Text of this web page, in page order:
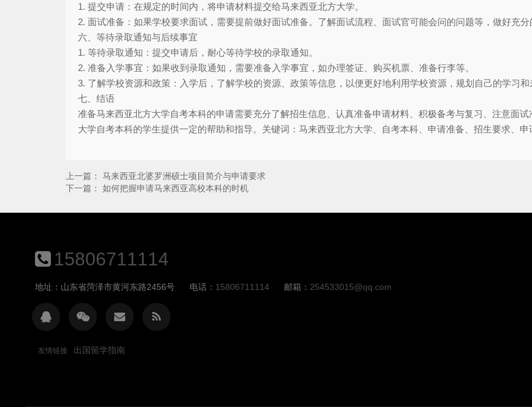
1. 提交申请：在规定的时间内，将申请材料提交给马来西亚北方大学。
2. 面试准备：如果学校要求面试，需要提前做好面试准备。了解面试流程、面试官可能会问的问题等，做好充分
六、等待录取通知与后续事宜
1. 等待录取通知：提交申请后，耐心等待学校的录取通知。
2. 准备入学事宜：如果收到录取通知，需要准备入学事宜，如办理签证、购买机票、准备行李等。
3. 了解学校资源和政策：入学后，了解学校的资源、政策等信息，以便更好地利用学校资源，规划自己的学习和
七、结语
准备马来西亚北方大学自考本科的申请需要充分了解招生信息、认真准备申请材料、积极备考与复习、注意面
大学自考本科的学生提供一定的帮助和指导。关键词：马来西亚北方大学、自考本科、申请准备、招生要求、申
上一篇： 马来西亚北婆罗洲硕士项目简介与申请要求
下一篇： 如何把握申请马来西亚高校本科的时机
15806711114
地址：山东省菏泽市黄河东路2456号 电话： 15806711114 邮箱： 254533015@qq.com
友情链接 出国留学指南